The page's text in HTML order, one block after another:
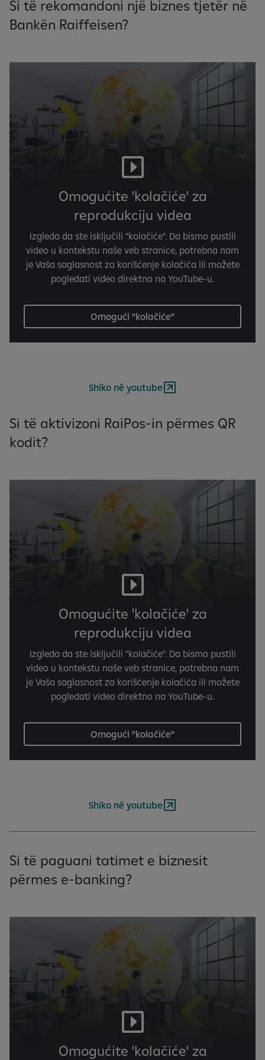
Si të rekomandoni një biznes tjetër në
Bankën Raiffeisen?
Omogućite 'kolačiće' za
reprodukciju videa
Izgleda da ste isključili "kolačiće". Da bismo pustili
video u kontekstu naše veb stranice, potrebna nam
je Vaša saglasnost za korišćenje kolačića ili možete
pogledati video direktno na YouTube-u.
Omogući "kolačiće"
Shiko në youtube
Si të aktivizoni RaiPos-in përmes QR
kodit?
Omogućite 'kolačiće' za
reprodukciju videa
Izgleda da ste isključili "kolačiće". Da bismo pustili
video u kontekstu naše veb stranice, potrebna nam
je Vaša saglasnost za korišćenje kolačića ili možete
pogledati video direktno na YouTube-u.
Omogući "kolačiće"
Shiko në youtube
Si të paguani tatimet e biznesit
përmes e-banking?
Omogućite 'kolačiće' za